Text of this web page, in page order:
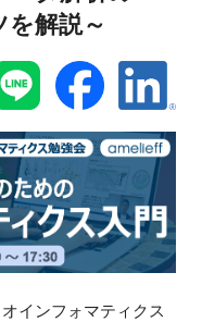
解説～
インフォマティクス